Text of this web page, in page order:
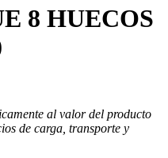
8 HUECOS
al valor del producto
de carga, transporte y